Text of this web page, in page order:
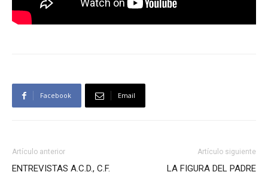
Facebook Email
Artículo anterior
ENTREVISTAS A.C.D., C.F.
Artículo siguiente
LA FIGURA DEL PADRE